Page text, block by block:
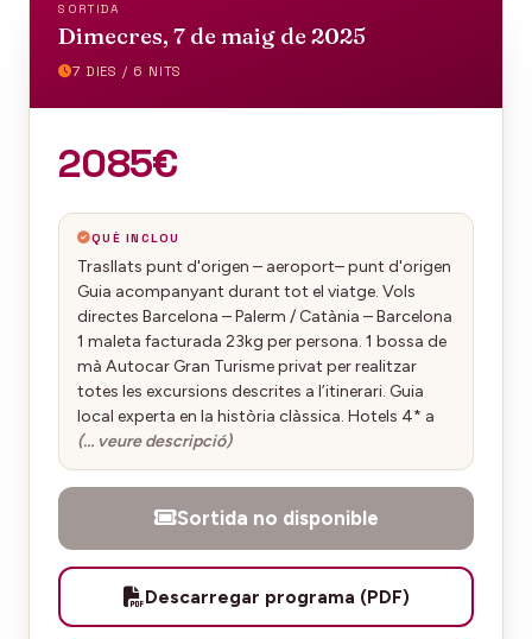
SORTIDA
Dimecres, 7 de maig de 2025
7 DIES / 6 NITS
2085€
QUÈ INCLOU
Trasllats punt d'origen – aeroport– punt d'origen
Guia acompanyant durant tot el viatge. Vols
directes Barcelona – Palerm / Catània – Barcelona
1 maleta facturada 23kg per persona. 1 bossa de
mà Autocar Gran Turisme privat per realitzar
totes les excursions descrites a l’itinerari. Guia
local experta en la història clàssica. Hotels 4* a
(… veure descripció)
Sortida no disponible
Descarregar programa (PDF)